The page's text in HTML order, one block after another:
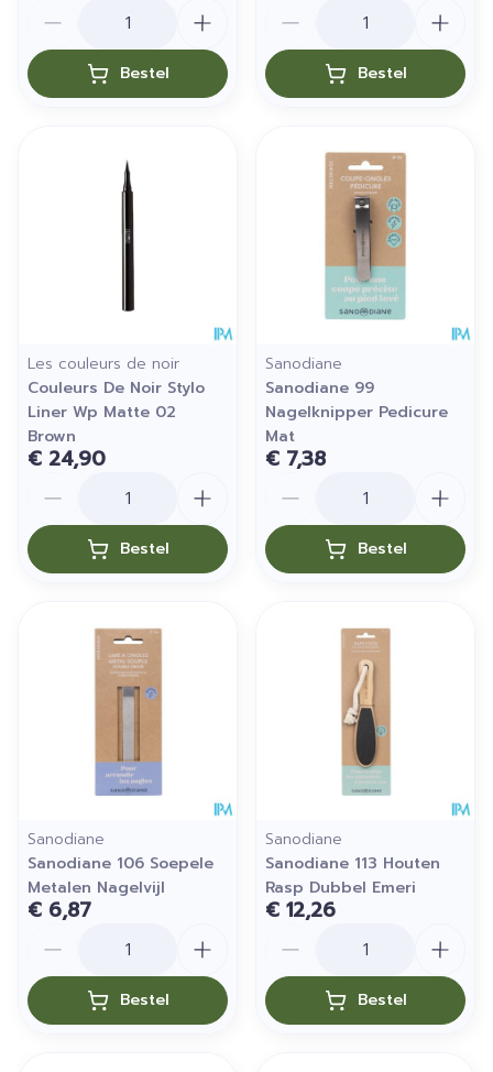
Bestel Bestel
Les couleurs de noir
Couleurs De Noir Stylo
Liner Wp Matte 02
Brown
€ 24,90
Bestel
Sanodiane
Sanodiane 99
Nagelknipper Pedicure
Mat
€ 7,38
Bestel
Sanodiane
Sanodiane 106 Soepele
Metalen Nagelvijl
€ 6,87
Bestel
Sanodiane
Sanodiane 113 Houten
Rasp Dubbel Emeri
€ 12,26
Bestel